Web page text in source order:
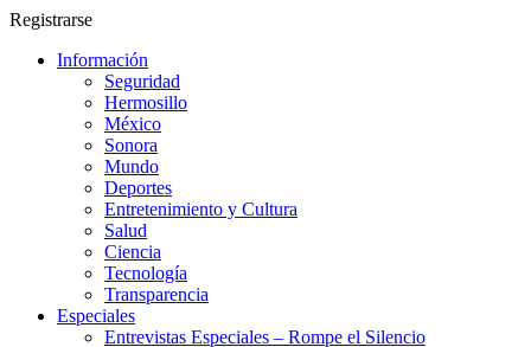
Registrarse
Información
Seguridad
Hermosillo
México
Sonora
Mundo
Deportes
Entretenimiento y Cultura
Salud
Ciencia
Tecnología
Transparencia
Especiales
Entrevistas Especiales – Rompe el Silencio